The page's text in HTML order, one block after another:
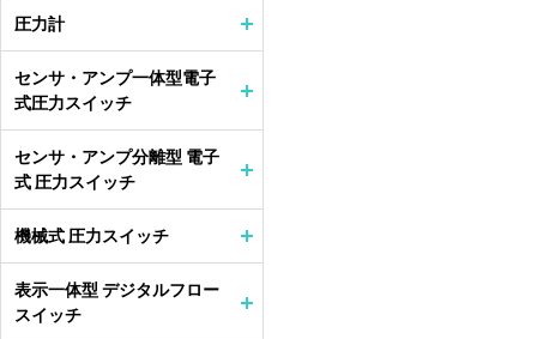
圧力計
センサ・アンプ一体型電子
式圧力スイッチ
センサ・アンプ分離型 電子
式 圧力スイッチ
機械式 圧力スイッチ
表示一体型 デジタルフロー
スイッチ